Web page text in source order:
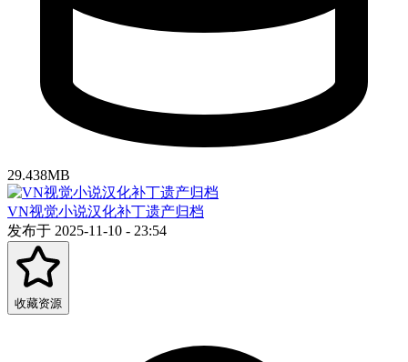
29.438MB
VN视觉小说汉化补丁遗产归档
发布于 2025-11-10 - 23:54
收藏资源